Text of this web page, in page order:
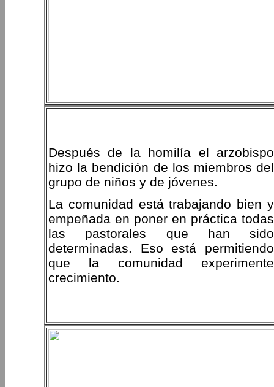
Después de la homilía el arzobispo
hizo la bendición de los miembros del
grupo de niños y de jóvenes.
La comunidad está trabajando bien y
empeñada en poner en práctica todas
las pastorales que han sido
determinadas. Eso está permitiendo
que la comunidad experimente
crecimiento.